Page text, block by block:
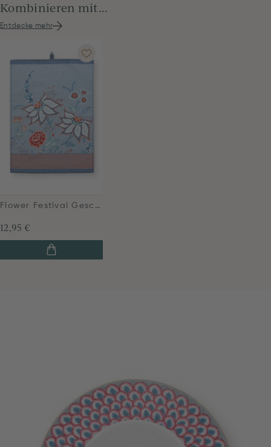
Kombinieren mit...
Entdecke mehr
Flower Festival Geschirrtuch Blau
12,95 €